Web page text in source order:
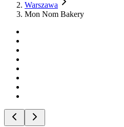
Warszawa
Mon Nom Bakery